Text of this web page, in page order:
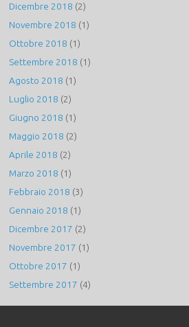
Dicembre 2018 (2)
Novembre 2018 (1)
Ottobre 2018 (1)
Settembre 2018 (1)
Agosto 2018 (1)
Luglio 2018 (2)
Giugno 2018 (1)
Maggio 2018 (2)
Aprile 2018 (2)
Marzo 2018 (1)
Febbraio 2018 (3)
Gennaio 2018 (1)
Dicembre 2017 (2)
Novembre 2017 (1)
Ottobre 2017 (1)
Settembre 2017 (4)